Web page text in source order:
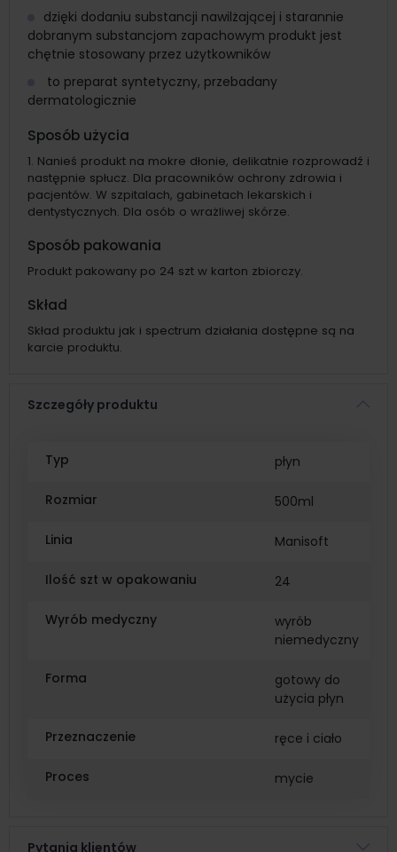
dzięki dodaniu substancji nawilżającej i starannie
dobranym substancjom zapachowym produkt jest
chętnie stosowany przez użytkowników
to preparat syntetyczny, przebadany
dermatologicznie
Sposób użycia
Nanieś produkt na mokre dłonie, delikatnie rozprowadź i
następnie spłucz. Dla pracowników ochrony zdrowia i
pacjentów. W szpitalach, gabinetach lekarskich i
dentystycznych. Dla osób o wrażliwej skórze.
Sposób pakowania
Produkt pakowany po 24 szt w karton zbiorczy.
Skład
Skład produktu jak i spectrum działania dostępne są na
karcie produktu.
Szczegóły produktu
Typ płyn
Rozmiar 500ml
Linia Manisoft
Ilość szt w opakowaniu 24
Wyrób medyczny
wyrób
niemedyczny
Forma
gotowy do
użycia płyn
Przeznaczenie ręce i ciało
Proces mycie
Pytania klientów